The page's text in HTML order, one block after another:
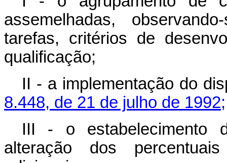
assemelhadas,
tarefas, critérios de
qualificação;
II - a implementação do
8.448, de 21 de julho de 1992;
III - o estabelecimento
alteração dos